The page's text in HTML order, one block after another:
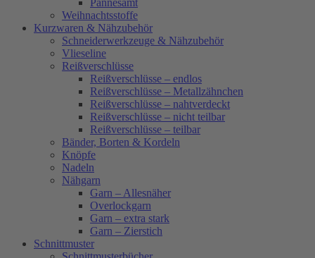
Weihnachtsstoffe
Kurzwaren & Nähzubehör
Schneiderwerkzeuge & Nähzubehör
Vlieseline
Reißverschlüsse
Reißverschlüsse – endlos
Reißverschlüsse – Metallzähnchen
Reißverschlüsse – nahtverdeckt
Reißverschlüsse – nicht teilbar
Reißverschlüsse – teilbar
Bänder, Borten & Kordeln
Knöpfe
Nadeln
Nähgarn
Garn – Allesnäher
Overlockgarn
Garn – extra stark
Garn – Zierstich
Schnittmuster